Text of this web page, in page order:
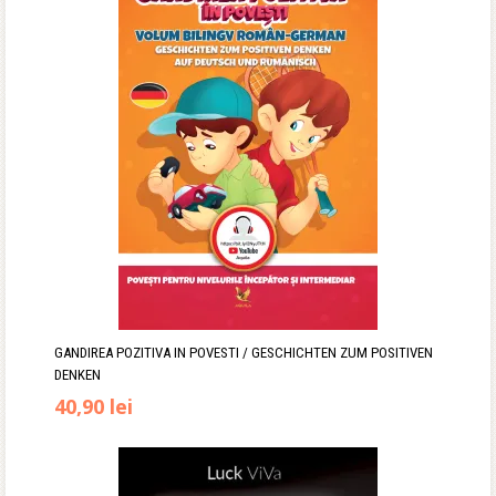
33,50 lei.
GANDIREA POZITIVA IN POVESTI / GESCHICHTEN ZUM POSITIVEN
DENKEN
40,90 lei